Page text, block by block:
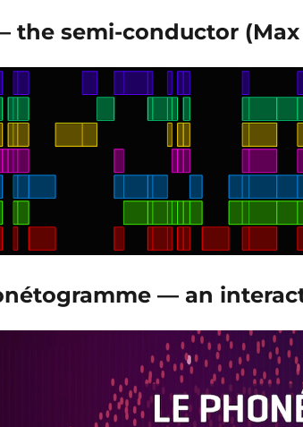
the semi-conductor (Max
— an